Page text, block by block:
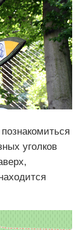
уголков